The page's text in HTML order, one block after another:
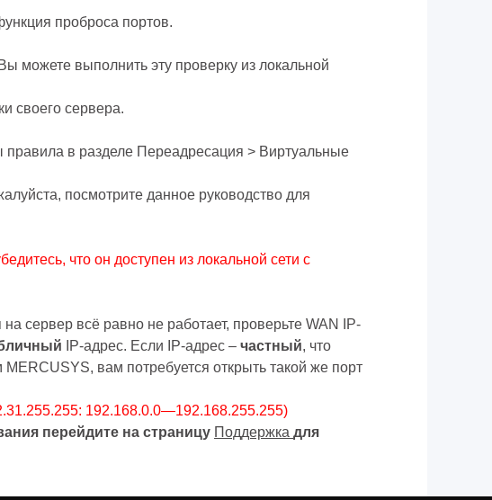
проброса портов.
можете выполнить эту проверку из локальной
своего сервера.
в разделе Переадресация > Виртуальные
посмотрите данное руководство для
что он доступен из локальной сети с
сервер всё равно не работает, проверьте WAN IP-
IP-адрес. Если IP-адрес – частный, что
вам потребуется открыть такой же порт
192.168.0.0—192.168.255.255)
перейдите на страницу Поддержка для